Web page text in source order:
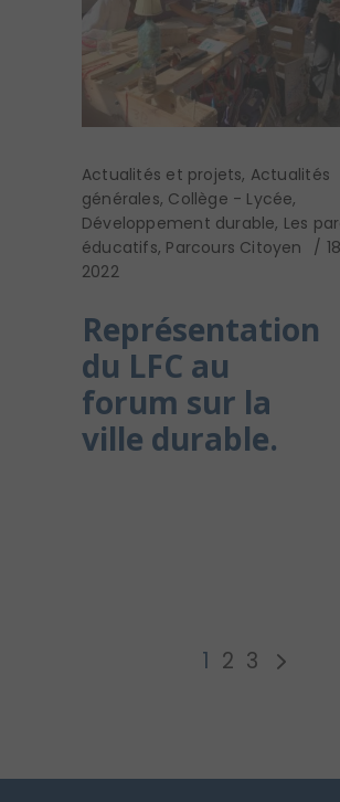
Actualités et projets, Actualités
générales, Collège - Lycée,
Développement durable, Les
éducatifs, Parcours Citoyen
2022
Représentation
du LFC au
forum sur la
ville durable.
1 2 3